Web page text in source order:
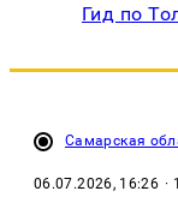
Гид по
Самарская
06.07.2026, 16:26 ·